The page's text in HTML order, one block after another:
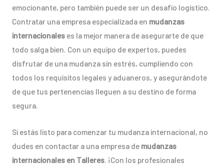
emocionante, pero también puede ser un desafío logístico.
Contratar una empresa especializada en mudanzas
internacionaleses la mejor manera de asegurarte de que
todo salga bien. Con un equipo de expertos, puedes
disfrutar de una mudanza sin estrés, cumpliendo con
todos los requisitos legales y aduaneros, y asegurándote
de que tus pertenencias lleguen a su destino de forma
segura.
Si estás listo para comenzar tu mudanza internacional, no
dudes en contactar a una empresa de mudanzas
internacionales en Talleres. ¡Con los profesionales